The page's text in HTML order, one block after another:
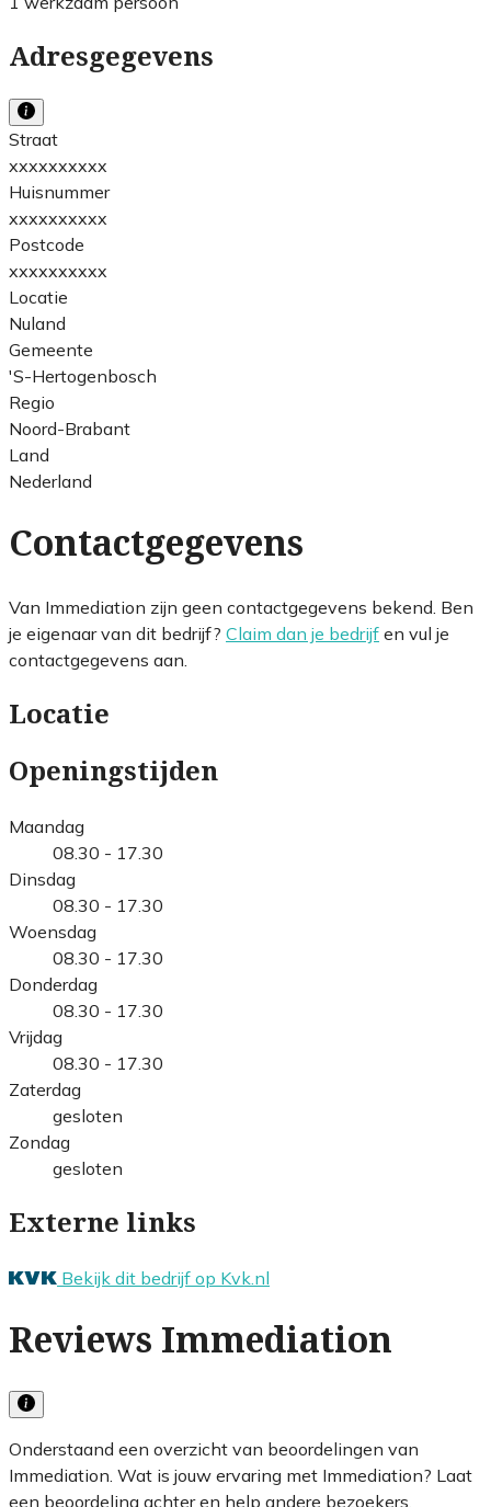
Adresgegevens
Straat
xxxxxxxxxx
Huisnummer
xxxxxxxxxx
Postcode
xxxxxxxxxx
Locatie
Nuland
Gemeente
'S-Hertogenbosch
Regio
Noord-Brabant
Land
Nederland
Contactgegevens
Van Immediation zijn geen contactgegevens bekend. Ben
je eigenaar van dit bedrijf? Claim dan je bedrijf en vul je
contactgegevens aan.
Locatie
Openingstijden
Maandag
08.30 - 17.30
Dinsdag
08.30 - 17.30
Woensdag
08.30 - 17.30
Donderdag
08.30 - 17.30
Vrijdag
08.30 - 17.30
Zaterdag
gesloten
Zondag
gesloten
Externe links
Bekijk dit bedrijf op Kvk.nl
Reviews Immediation
Onderstaand een overzicht van beoordelingen van
Immediation. Wat is jouw ervaring met Immediation? Laat
een beoordeling achter en help andere bezoekers.